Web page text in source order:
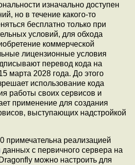
изначально доступен
но в течение какого-то
бесплатно только при
условий, для обхода
коммерческой
лицензионные условия
перевод кода на
марта 2028 года. До этого
использование кода
работы своих сервисов и
применение для создания
выступающих надстройкой
примечательна реализацией
данных с первичного сервера на
можно настроить для